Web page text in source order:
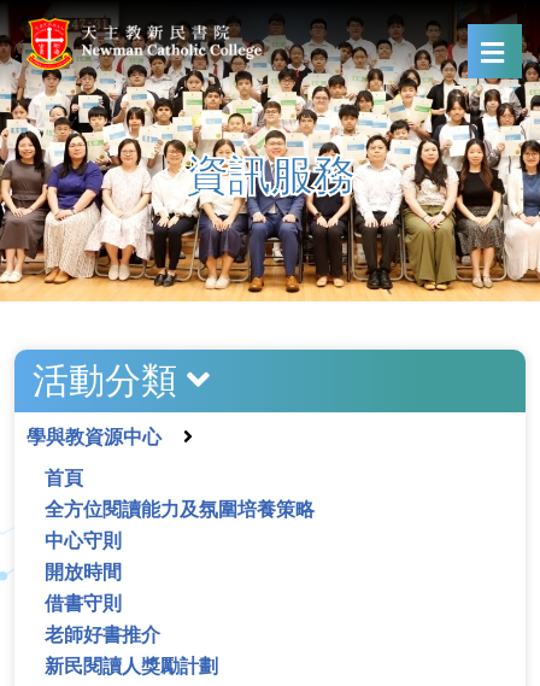
資訊服務
活動分類
學與教資源中心
首頁
全方位閱讀能力及氛圍培養策略
中心守則
開放時間
借書守則
老師好書推介
新民閱讀人獎勵計劃